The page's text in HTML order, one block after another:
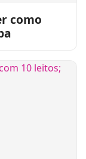
como